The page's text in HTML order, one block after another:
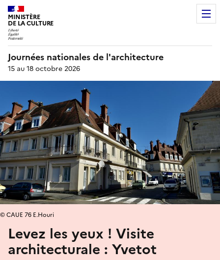
MINISTÈRE
DE LA CULTURE
Journées nationales de l'architecture
15 au 18 octobre 2026
Levez les yeux ! Visite
architecturale : Yvetot
© CAUE 76 E.Houri